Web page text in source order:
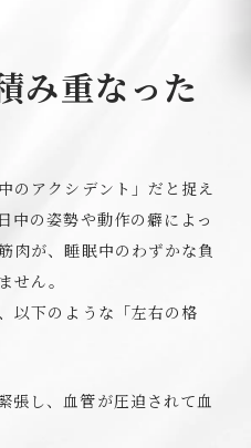
み重なった
のアクシデント」だと捉え
中の姿勢や動作の癖によっ
肉が、睡眠中のわずかな負
せん。
以下のような「左右の格
張し、血管が圧迫されて血